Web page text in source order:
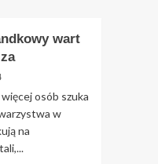
wart
osób szuka
w
na